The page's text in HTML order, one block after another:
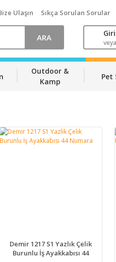
Ulaşın Sıkça Sorulan Sorular
ARA
Outdoor &
Kamp
Pet
Demir 1217 S1 Yazlık Çelik
Burunlu İş Ayakkabısı 44